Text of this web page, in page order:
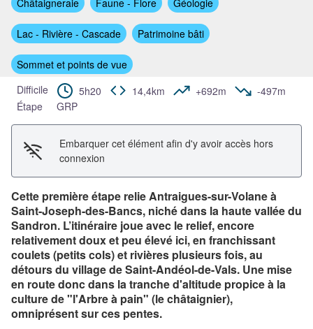
Lac - Rivière - Cascade Patrimoine bâti
Sommet et points de vue
Difficile
5h20 14,4km +692m
-497m
Étape
GRP
Embarquer cet élément afin d'y avoir accès hors
connexion
Cette première étape relie Antraigues-sur-Volane à
Saint-Joseph-des-Bancs, niché dans la haute vallée du
Sandron. L’itinéraire joue avec le relief, encore
relativement doux et peu élevé ici, en franchissant
coulets (petits cols) et rivières plusieurs fois, au
détours du village de Saint-Andéol-de-Vals. Une mise
en route donc dans la tranche d'altitude propice à la
culture de "l'Arbre à pain" (le châtaignier),
omniprésent sur ces pentes.